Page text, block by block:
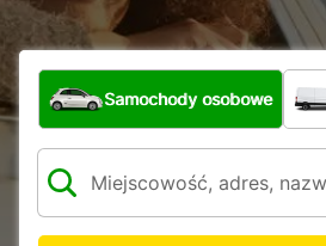
Jaki typ pojazdu?
Samochody osobowe